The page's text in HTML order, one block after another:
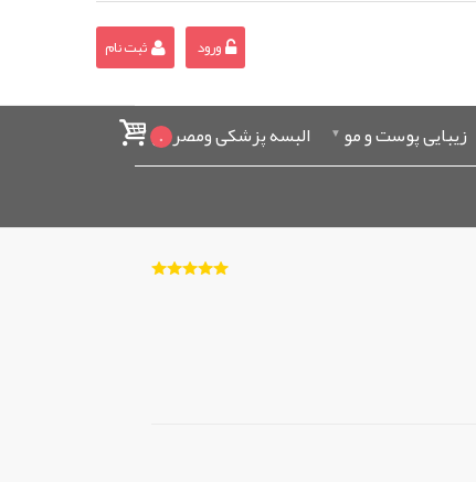
ورود ثبت نام
زیبایی پوست و مو
البسه پزشکی ومصرفی
0